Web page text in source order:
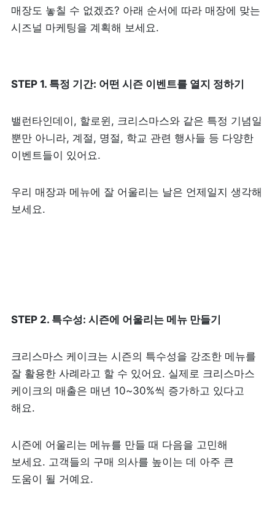
사용 중 기능 문의
매장도 놓칠 수 없겠죠? 아래 순서에 따라 매장에 맞는
시즈널 마케팅을 계획해 보세요.
STEP 1. 특정 기간: 어떤 시즌 이벤트를 열지 정하기
밸런타인데이, 할로윈, 크리스마스와 같은 특정 기념일
뿐만 아니라, 계절, 명절, 학교 관련 행사들 등 다양한
이벤트들이 있어요.
우리 매장과 메뉴에 잘 어울리는 날은 언제일지 생각해
보세요.
STEP 2. 특수성: 시즌에 어울리는 메뉴 만들기
크리스마스 케이크는 시즌의 특수성을 강조한 메뉴를
잘 활용한 사례라고 할 수 있어요. 실제로 크리스마스
케이크의 매출은 매년 10~30%씩 증가하고 있다고
해요.
시즌에 어울리는 메뉴를 만들 때 다음을 고민해
보세요. 고객들의 구매 의사를 높이는 데 아주 큰
도움이 될 거예요.